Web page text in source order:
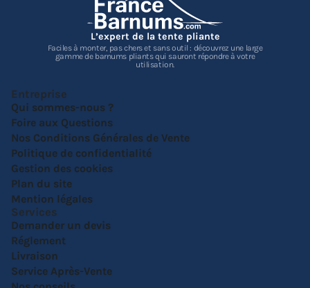
L’expert de la tente pliante
Faciles à monter, pas chers et sans outil : découvrez une large
gamme de barnums pliants qui sauront répondre à votre
utilisation.
Entreprise
Qui sommes-nous ?
Foire aux Questions
Nos Conditions Générales de Vente
Politique de confidentialité
Gestion des cookies
Plan du site
Mention légales
Services
Demander un devis
Réglement
Livraison
Service Après-Vente